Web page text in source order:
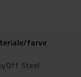
farve
Steel